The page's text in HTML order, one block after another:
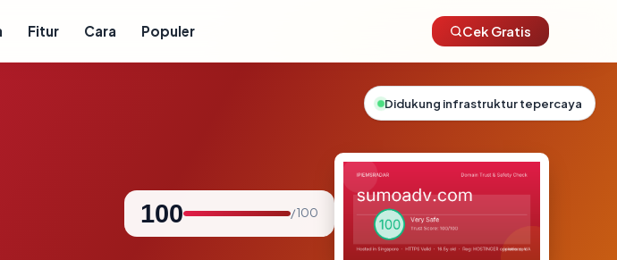
Fitur Cara Populer Cek Gratis
100 / 100
Didukung infrastruktur tepercaya